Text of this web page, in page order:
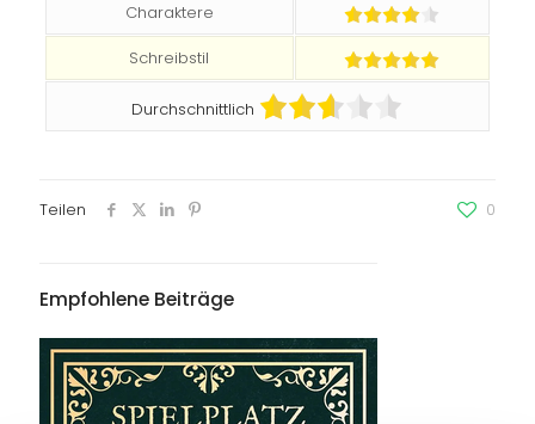
Charaktere
Schreibstil
Durchschnittlich
Teilen 0
Empfohlene Beiträge